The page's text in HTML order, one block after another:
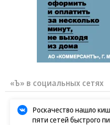
«Ъ» в социальных сетях
Роскачество нашло
пяти сетей быстрого